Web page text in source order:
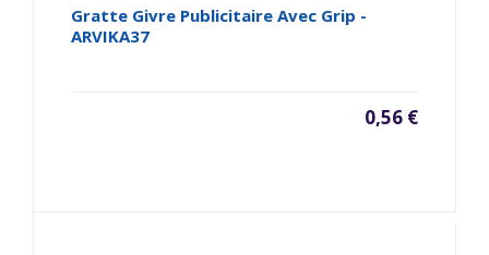
Gratte Givre Publicitaire Avec Grip -
ARVIKA37
0,56 €